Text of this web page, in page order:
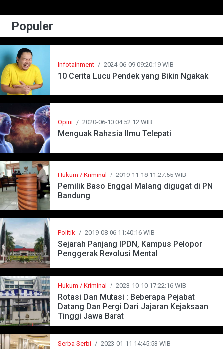
Populer
Infotainment / 2024-06-09 09:20:19 WIB
10 Cerita Lucu Pendek yang Bikin Ngakak
Opini / 2020-06-10 04:52:12 WIB
Menguak Rahasia Ilmu Telepati
Hukum / Kriminal / 2019-11-18 11:27:55 WIB
Pemilik Baso Enggal Malang digugat di PN
Bandung
Politik / 2019-08-06 11:40:16 WIB
Sejarah Panjang IPDN, Kampus Pelopor
Penggerak Revolusi Mental
Hukum / Kriminal / 2023-10-10 17:22:16 WIB
Rotasi Dan Mutasi : Beberapa Pejabat
Datang Dan Pergi Dari Jajaran Kejaksaan
Tinggi Jawa Barat
Serba Serbi / 2023-01-11 14:45:53 WIB